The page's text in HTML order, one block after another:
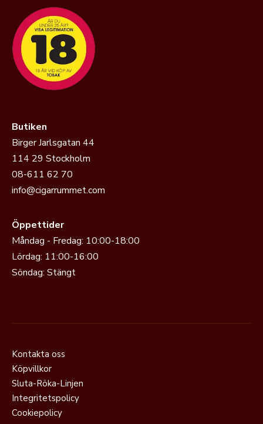
Butiken
Birger Jarlsgatan 44
114 29 Stockholm
08-611 62 70
info@cigarrummet.com
Öppettider
Måndag - Fredag: 10:00-18:00
Lördag: 11:00-16:00
Söndag: Stängt
Kontakta oss
Köpvillkor
Sluta-Röka-Linjen
Integritetspolicy
Cookiepolicy